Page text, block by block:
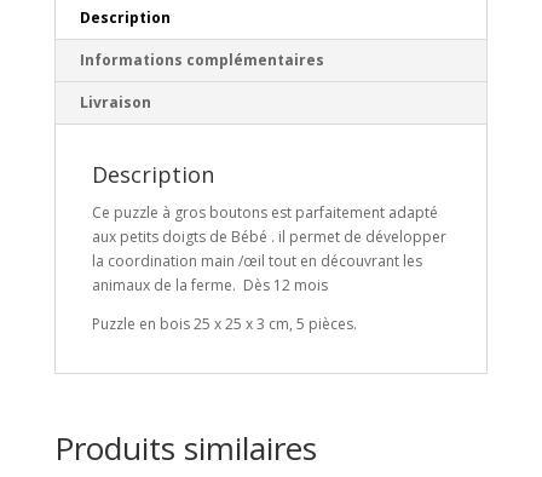
Description
Informations complémentaires
Livraison
Description
Ce puzzle à gros boutons est parfaitement adapté
aux petits doigts de Bébé . il permet de développer
la coordination main /œil tout en découvrant les
animaux de la ferme. Dès 12 mois
Puzzle en bois 25 x 25 x 3 cm, 5 pièces.
Produits similaires